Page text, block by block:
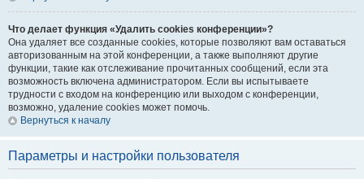
Что делает функция «Удалить cookies конференции»?
Она удаляет все созданные cookies, которые позволяют вам оставаться
авторизованным на этой конференции, а также выполняют другие
функции, такие как отслеживание прочитанных сообщений, если эта
возможность включена администратором. Если вы испытываете
трудности с входом на конференцию или выходом с конференции,
возможно, удаление cookies может помочь.
Вернуться к началу
Параметры и настройки пользователя